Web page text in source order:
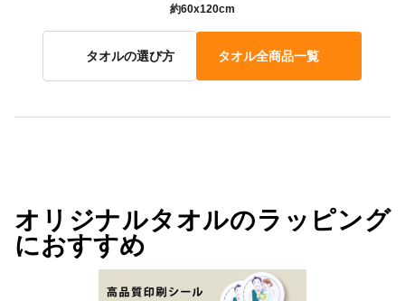
約60x120cm
タオルの選び方 タオル全商品一覧
オリジナルタオルのラッピング
におすすめ